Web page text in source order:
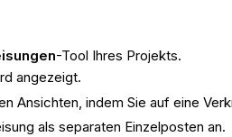
-Tool Ihres Projekts.
angezeigt.
Ansichten, indem Sie auf eine
als separaten Einzelposten an.